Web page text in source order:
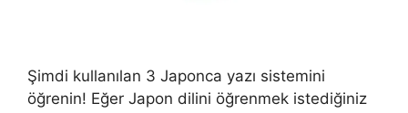
Şimdi kullanılan 3 Japonca yazı sistemini
öğrenin! Eğer Japon dilini öğrenmek istediğiniz